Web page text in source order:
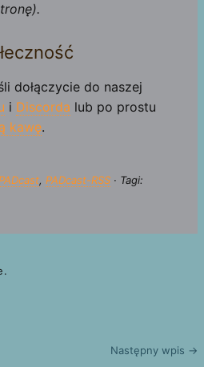
dołączycie do naszej
i Discorda lub po prostu
kawę.
, PADcast-RSS· Tagi:
Następny wpis →